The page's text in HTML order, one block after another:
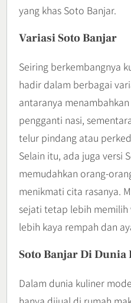
yang khas Soto Banjar.
Variasi Soto Banjar
Seiring berkembangnya
hadir dalam berbagai
antaranya
pengganti nasi,
telur pindang atau
Selain itu, ada juga versi
memudahkan orang-
menikmati cita rasanya.
sejati tetap lebih memilih
lebih kaya rempah dan
Soto Banjar Di
Dalam dunia kuliner